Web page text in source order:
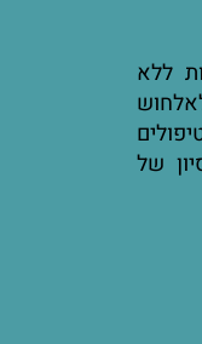
ללא
של